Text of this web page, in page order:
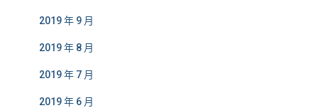
2019 年 9 月
2019 年 8 月
2019 年 7 月
2019 年 6 月